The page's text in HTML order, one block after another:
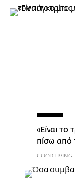
«Είναι το
πίσω από
GOOD LIVING